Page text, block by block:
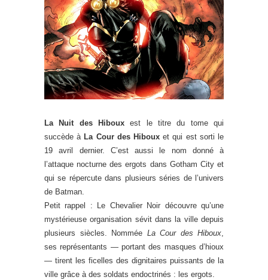
La Nuit des Hiboux est le titre du tome qui
succède à La Cour des Hiboux et qui est sorti le
19 avril dernier. C’est aussi le nom donné à
l’attaque nocturne des ergots dans Gotham City et
qui se répercute dans plusieurs séries de l’univers
de Batman.
Petit rappel : Le Chevalier Noir découvre qu’une
mystérieuse organisation sévit dans la ville depuis
plusieurs siècles. Nommée La Cour des Hiboux,
ses représentants — portant des masques d’hioux
— tirent les ficelles des dignitaires puissants de la
ville grâce à des soldats endoctrinés : les ergots.